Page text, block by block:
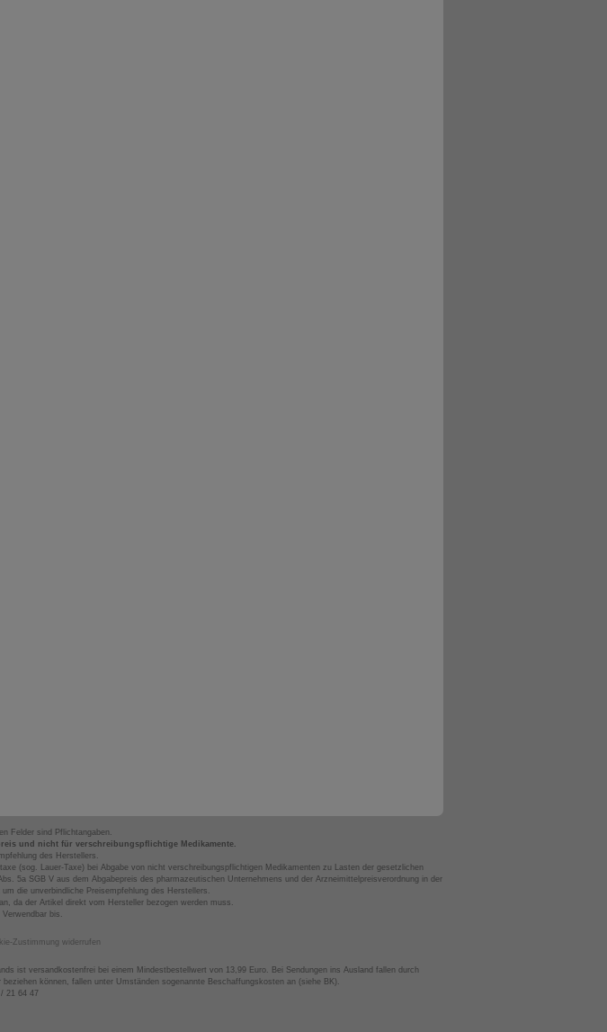
Felder sind Pflichtangaben.
und nicht für verschreibungspflichtige Medikamente.
des Herstellers.
(sog. Lauer-Taxe) bei Abgabe von nicht verschreibungspflichtigen Medikamenten zu Lasten der gesetzlichen
5a SGB V aus dem Abgabepreis des pharmazeutischen Unternehmens und der Arzneimittelpreisverordnung in der
um die unverbindliche Preisempfehlung des Herstellers.
da der Artikel direkt vom Hersteller bezogen werden muss.
bis.
Zustimmung widerrufen
ist versandkostenfrei bei einem Mindestbestellwert von 13,99 Euro. Bei Sendungen ins Ausland fallen durch
können, fallen unter Umständen sogenannte Beschaffungskosten an (siehe BK).
21 64 47